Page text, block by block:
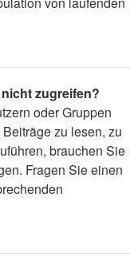
zugreifen?
oder Gruppen
zu lesen, zu
brauchen Sie
Fragen Sie einen